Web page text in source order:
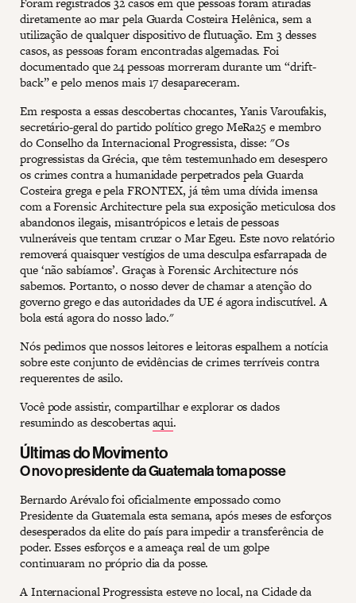
diretamente ao mar pela Guarda Costeira Helênica, sem a
utilização de qualquer dispositivo de flutuação. Em 3 desses
casos, as pessoas foram encontradas algemadas. Foi
documentado que 24 pessoas morreram durante um “drift-
back” e pelo menos mais 17 desapareceram.
Em resposta a essas descobertas chocantes, Yanis Varoufakis,
secretário-geral do partido político grego MeRa25 e membro
do Conselho da Internacional Progressista, disse: "Os
progressistas da Grécia, que têm testemunhado em desespero
os crimes contra a humanidade perpetrados pela Guarda
Costeira grega e pela FRONTEX, já têm uma dívida imensa
com a Forensic Architecture pela sua exposição meticulosa dos
abandonos ilegais, misantrópicos e letais de pessoas
vulneráveis que tentam cruzar o Mar Egeu. Este novo relatório
removerá quaisquer vestígios de uma desculpa esfarrapada de
que ‘não sabíamos’. Graças à Forensic Architecture nós
sabemos. Portanto, o nosso dever de chamar a atenção do
governo grego e das autoridades da UE é agora indiscutível. A
bola está agora do nosso lado."
Nós pedimos que nossos leitores e leitoras espalhem a notícia
sobre este conjunto de evidências de crimes terríveis contra
requerentes de asilo.
Você pode assistir, compartilhar e explorar os dados
resumindo as descobertasaqui.
Últimas do Movimento
O novo presidente da Guatemala toma posse
Bernardo Arévalo foi oficialmente empossado como
Presidente da Guatemala esta semana, após meses de esforços
desesperados da elite do país para impedir a transferência de
poder. Esses esforços e a ameaça real de um golpe
continuaram no próprio dia da posse.
A Internacional Progressista esteve no local, na Cidade da